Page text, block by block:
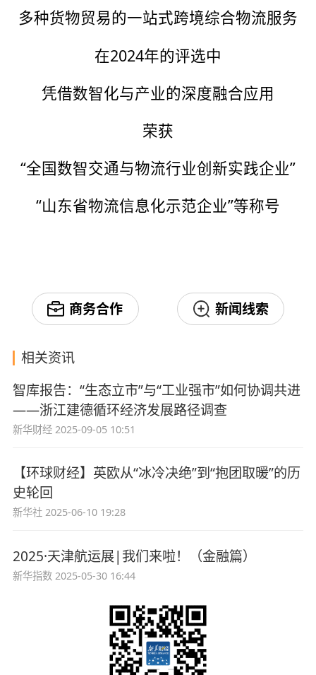
多种货物贸易的一站式跨境综合物流服务
在2024年的评选中
凭借数智化与产业的深度融合应用
荣获
“全国数智交通与物流行业创新实践企业”
“山东省物流信息化示范企业”等称号
商务合作 新闻线索
相关资讯
智库报告：“生态立市”与“工业强市”如何协调共进
——浙江建德循环经济发展路径调查
新华财经 2025-09-05 10:51
【环球财经】英欧从“冰冷决绝”到“抱团取暖”的历
史轮回
新华社 2025-06-10 19:28
2025·天津航运展|我们来啦！（金融篇）
新华指数 2025-05-30 16:44